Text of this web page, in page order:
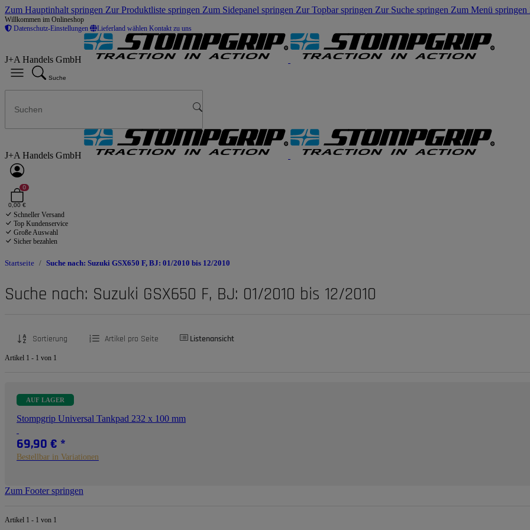
Zum Hauptinhalt springen Zur Produktliste springen Zum Sidepanel springen Zur Topbar springen Zur Suche springen Zum Menü springen
Willkommen im Onlineshop
Datenschutz-Einstellungen
Lieferland wählen Kontakt zu uns
J+A Handels GmbH
Suche
J+A Handels GmbH
0
0,00 €
Schneller Versand
Top Kundenservice
Große Auswahl
Sicher bezahlen
Startseite Suche nach: Suzuki GSX650 F, BJ: 01/2010 bis 12/2010
Suche nach: Suzuki GSX650 F, BJ: 01/2010 bis 12/2010
Sortierung Artikel pro Seite Listenansicht
Artikel 1 - 1 von 1
AUF LAGER
Stompgrip Universal Tankpad 232 x 100 mm
69,90 € *
Bestellbar in Variationen
Zum Footer springen
Artikel 1 - 1 von 1